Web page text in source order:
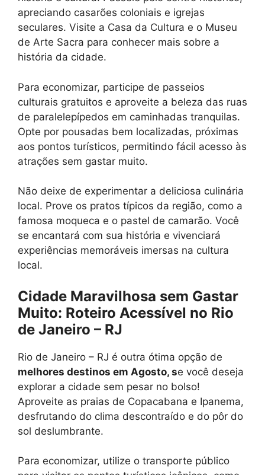
apreciando casarões coloniais e igrejas
seculares. Visite a Casa da Cultura e o Museu
de Arte Sacra para conhecer mais sobre a
história da cidade.
Para economizar, participe de passeios
culturais gratuitos e aproveite a beleza das ruas
de paralelepípedos em caminhadas tranquilas.
Opte por pousadas bem localizadas, próximas
aos pontos turísticos, permitindo fácil acesso às
atrações sem gastar muito.
Não deixe de experimentar a deliciosa culinária
local. Prove os pratos típicos da região, como a
famosa moqueca e o pastel de camarão. Você
se encantará com sua história e vivenciará
experiências memoráveis imersas na cultura
local.
Cidade Maravilhosa sem Gastar
Muito: Roteiro Acessível no Rio
de Janeiro – RJ
Rio de Janeiro – RJ é outra ótima opção de
melhores destinos em Agosto, se você deseja
explorar a cidade sem pesar no bolso!
Aproveite as praias de Copacabana e Ipanema,
desfrutando do clima descontraído e do pôr do
sol deslumbrante.
Para economizar, utilize o transporte público